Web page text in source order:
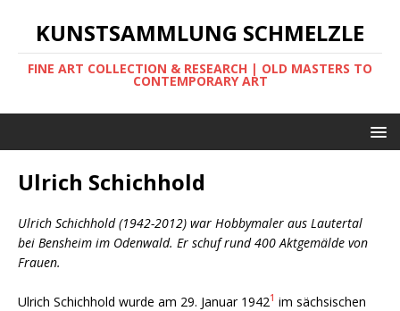
KUNSTSAMMLUNG SCHMELZLE
FINE ART COLLECTION & RESEARCH | OLD MASTERS TO
CONTEMPORARY ART
Ulrich Schichhold
Ulrich Schichhold (1942-2012) war Hobbymaler aus Lautertal
bei Bensheim im Odenwald. Er schuf rund 400 Aktgemälde von
Frauen.
Ulrich Schichhold wurde am 29. Januar 19421 im sächsischen